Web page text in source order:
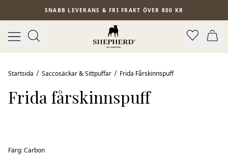
Hoppa till huvudinnehåll
SNABB LEVERANS & FRI FRAKT ÖVER 800 KR
Startsida Saccosäckar & Sittpuffar Frida Fårskinnspuff
Frida fårskinnspuff
Färg:Carbon